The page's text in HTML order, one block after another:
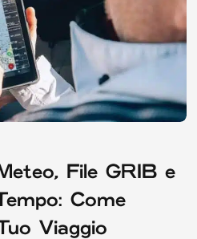
File GRIB e
Come
Viaggio